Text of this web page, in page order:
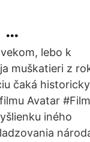
…
lebo k
muškatieri z
čaká historicky
Avatar #Film
iného